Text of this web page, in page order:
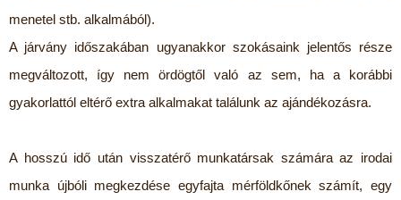
menetel stb. alkalmából).
A járvány időszakában ugyanakkor szokásaink jelentős része
megváltozott, így nem ördögtől való az sem, ha a korábbi
gyakorlattól eltérő extra alkalmakat találunk az ajándékozásra.
A hosszú idő után visszatérő munkatársak számára az irodai
munka újbóli megkezdése egyfajta mérföldkőnek számít, egy